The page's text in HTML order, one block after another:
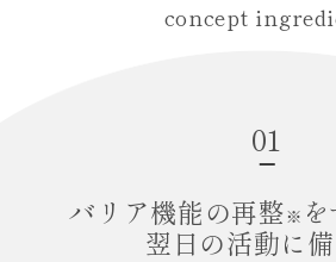
concept
01
バリア機能の再整※
翌日の活動に